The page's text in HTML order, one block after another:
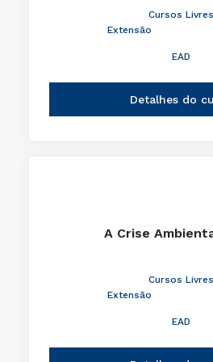
A Criança e a
Cursos Livres
Extensão
A Crise
Cursos Livres